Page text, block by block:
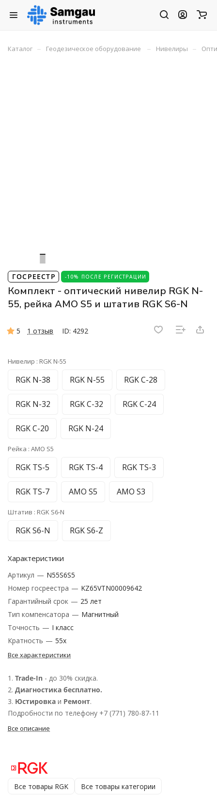
Каталог – Геодезическое оборудование – Нивелиры –
ГОСРЕЕСТР -10% ПОСЛЕ РЕГИСТРАЦИИ
Комплект - оптический нивелир RGK N-
55, рейка AMO S5 и штатив RGK S6-N
5 1 отзыв ID: 4292
Нивелир : RGK N-55
RGK N-38 RGK N-55 RGK C-28
RGK N-32 RGK C-32 RGK C-24
RGK C-20 RGK N-24
Рейка : AMO S5
RGK TS-5 RGK TS-4 RGK TS-3
RGK TS-7 AMO S5 AMO S3
Штатив : RGK S6-N
RGK S6-N RGK S6-Z
Характеристики
Артикул — N55S6S5
Номер госреестра — KZ65VTN00009642
Гарантийный срок — 25 лет
Тип компенсатора — Магнитный
Точность — I класс
Кратность — 55х
Все характеристики
1. Trade-In - до 30% скидка.
2. Диагностика бесплатно.
3. Юстировка и Ремонт.
Подробности по телефону +7 (771) 780-87-11
Все описание
Все товары RGK Все товары категории